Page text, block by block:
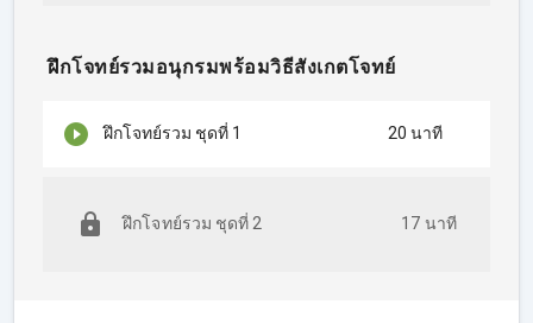
ฝึกโจทย์รวมอนุกรมพร้อมวิธีสังเกตโจทย์
ฝึกโจทย์รวม ชุดที่ 1 20 นาที
ฝึกโจทย์รวม ชุดที่ 2 17 นาที